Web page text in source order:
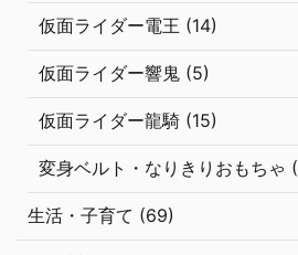
仮面ライダー電王 (14)
仮面ライダー響鬼 (5)
仮面ライダー龍騎 (15)
変身ベルト・なりきりおもちゃ
生活・子育て (69)